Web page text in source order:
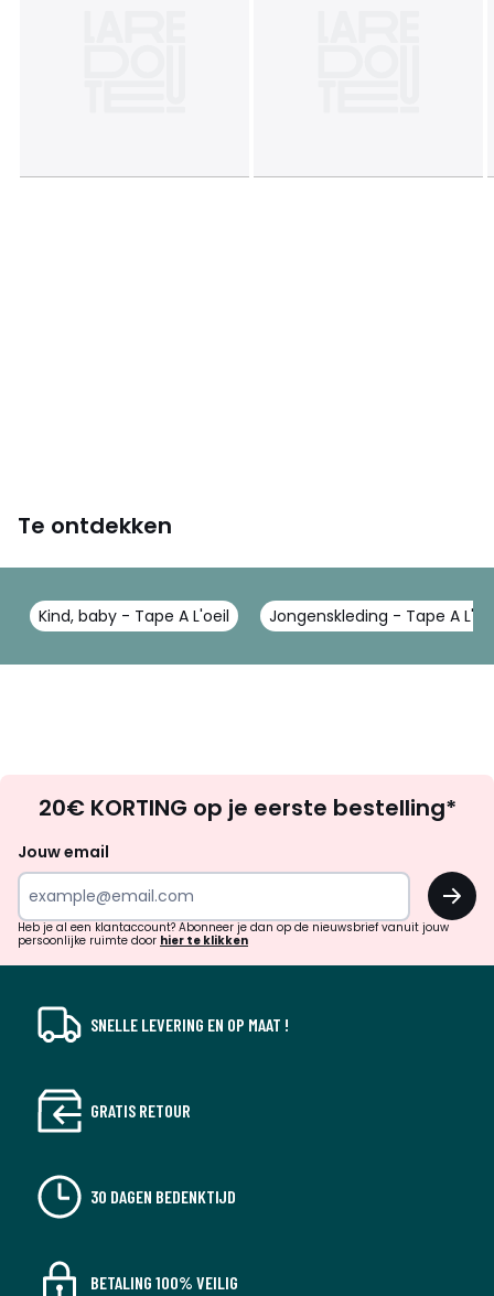
Te ontdekken
Kind, baby - Tape A L'oeil Jongenskleding - Tape A
zoek
inspiratie
verrassingen?
20€ KORTING op je eerste bestelling*
Jouw email
OK
Heb je al een klantaccount? Abonneer je dan op de nieuwsbrief vanuit jouw
persoonlijke ruimte door hier te klikken
SNELLE LEVERING EN OP MAAT !
GRATIS RETOUR
30 DAGEN BEDENKTIJD
BETALING 100% VEILIG